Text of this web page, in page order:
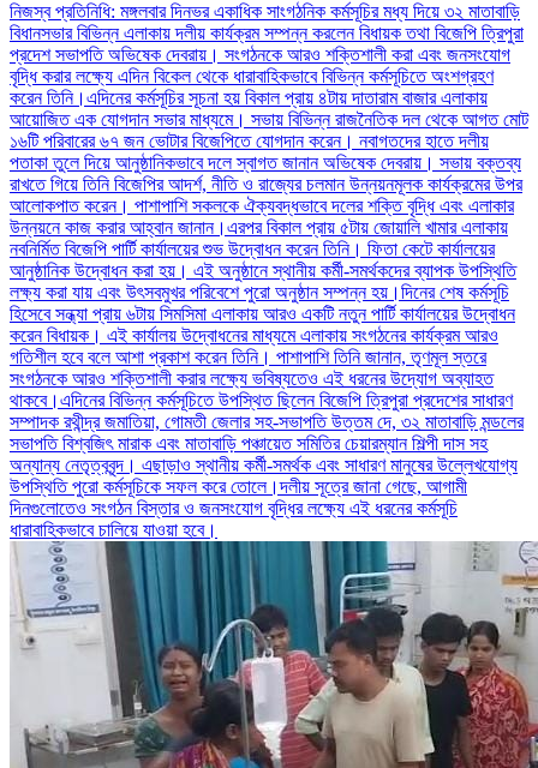
নিজস্ব প্রতিনিধি: মঙ্গলবার দিনভর একাধিক সাংগঠনিক কর্মসূচির মধ্য দিয়ে ৩২ মাতাবাড়ি
বিধানসভার বিভিন্ন এলাকায় দলীয় কার্যক্রম সম্পন্ন করলেন বিধায়ক তথা বিজেপি ত্রিপুরা
প্রদেশ সভাপতি অভিষেক দেবরায়। সংগঠনকে আরও শক্তিশালী করা এবং জনসংযোগ
বৃদ্ধি করার লক্ষ্যে এদিন বিকেল থেকে ধারাবাহিকভাবে বিভিন্ন কর্মসূচিতে অংশগ্রহণ
করেন তিনি।এদিনের কর্মসূচির সূচনা হয় বিকাল প্রায় ৪টায় দাতারাম বাজার এলাকায়
আয়োজিত এক যোগদান সভার মাধ্যমে। সভায় বিভিন্ন রাজনৈতিক দল থেকে আগত মোট
১৬টি পরিবারের ৬৭ জন ভোটার বিজেপিতে যোগদান করেন। নবাগতদের হাতে দলীয়
পতাকা তুলে দিয়ে আনুষ্ঠানিকভাবে দলে স্বাগত জানান অভিষেক দেবরায়। সভায় বক্তব্য
রাখতে গিয়ে তিনি বিজেপির আদর্শ, নীতি ও রাজ্যের চলমান উন্নয়নমূলক কার্যক্রমের উপর
আলোকপাত করেন। পাশাপাশি সকলকে ঐক্যবদ্ধভাবে দলের শক্তি বৃদ্ধি এবং এলাকার
উন্নয়নে কাজ করার আহ্বান জানান।এরপর বিকাল প্রায় ৫টায় জোয়ালি খামার এলাকায়
নবনির্মিত বিজেপি পার্টি কার্যালয়ের শুভ উদ্বোধন করেন তিনি। ফিতা কেটে কার্যালয়ের
আনুষ্ঠানিক উদ্বোধন করা হয়। এই অনুষ্ঠানে স্থানীয় কর্মী-সমর্থকদের ব্যাপক উপস্থিতি
লক্ষ্য করা যায় এবং উৎসবমুখর পরিবেশে পুরো অনুষ্ঠান সম্পন্ন হয়।দিনের শেষ কর্মসূচি
হিসেবে সন্ধ্যা প্রায় ৬টায় সিমসিমা এলাকায় আরও একটি নতুন পার্টি কার্যালয়ের উদ্বোধন
করেন বিধায়ক। এই কার্যালয় উদ্বোধনের মাধ্যমে এলাকায় সংগঠনের কার্যক্রম আরও
গতিশীল হবে বলে আশা প্রকাশ করেন তিনি। পাশাপাশি তিনি জানান, তৃণমূল স্তরে
সংগঠনকে আরও শক্তিশালী করার লক্ষ্যে ভবিষ্যতেও এই ধরনের উদ্যোগ অব্যাহত
থাকবে।এদিনের বিভিন্ন কর্মসূচিতে উপস্থিত ছিলেন বিজেপি ত্রিপুরা প্রদেশের সাধারণ
সম্পাদক রথীন্দ্র জমাতিয়া, গোমতী জেলার সহ-সভাপতি উত্তম দে, ৩২ মাতাবাড়ি মন্ডলের
সভাপতি বিশ্বজিৎ মারাক এবং মাতাবাড়ি পঞ্চায়েত সমিতির চেয়ারম্যান শিল্পী দাস সহ
অন্যান্য নেতৃত্ববৃন্দ। এছাড়াও স্থানীয় কর্মী-সমর্থক এবং সাধারণ মানুষের উল্লেখযোগ্য
উপস্থিতি পুরো কর্মসূচিকে সফল করে তোলে।দলীয় সূত্রে জানা গেছে, আগামী
দিনগুলোতেও সংগঠন বিস্তার ও জনসংযোগ বৃদ্ধির লক্ষ্যে এই ধরনের কর্মসূচি
ধারাবাহিকভাবে চালিয়ে যাওয়া হবে।